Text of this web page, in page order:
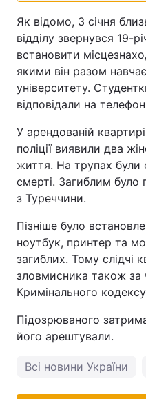
Як відомо, 3 січня
відділу звернувся 19-
встановити
якими він разом
університету.
відповідали на
У арендованій
поліції виявили два
життя. На трупах були
смерті. Загиблим було
з Туреччини.
Пізніше було
ноутбук, принтер та
загиблих. Тому слідчі
зловмисника також за
Кримінального
Підозрюваного
його арештували.
Всі новини України